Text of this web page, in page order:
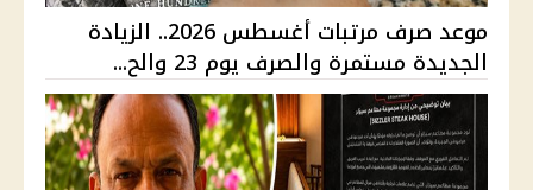
موعد صرف مرتبات أغسطس 2026.. الزيادة
الجديدة مستمرة والصرف يوم 23 والح...